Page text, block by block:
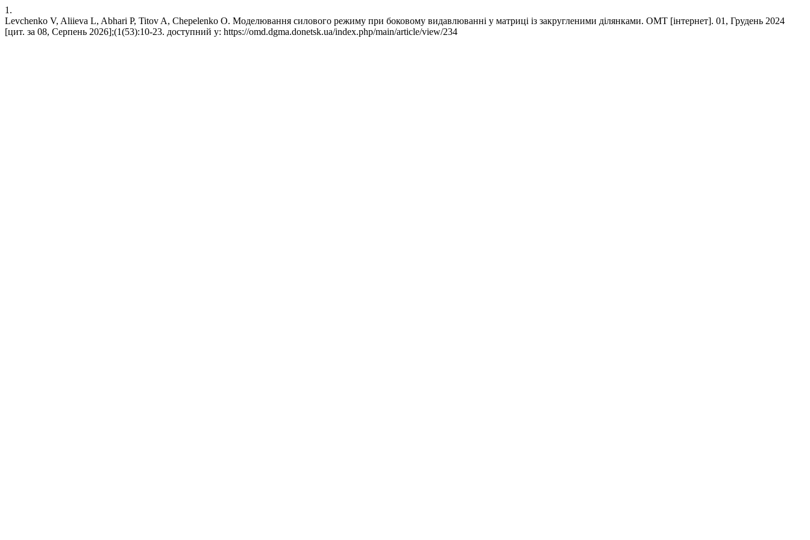
1.
Levchenko V, Aliieva L, Abhari P, Titov A, Chepelenko O. Моделювання силового режиму при боковому видавлюванні у матриці із закругленими ділянками. ОМТ [інтернет]. 01, Грудень 2024
[цит. за 08, Серпень 2026];(1(53):10-23. доступний у: https://omd.dgma.donetsk.ua/index.php/main/article/view/234